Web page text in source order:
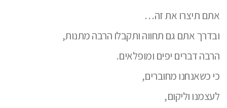
אתם תיצרו את זה…
ובדרך אתם גם תחווה ותקבלו הרבה מתנות,
הרבה דברים יפים ומופלאים.
כי כשאנחנו מחוברים,
לעצמנו וליקום,